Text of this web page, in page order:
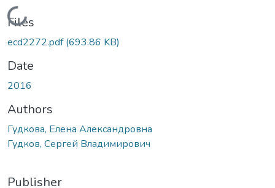
Loading...
Files
ecd2272.pdf(693.86 KB)
Date
2016
Authors
Гудкова, Елена Александровна
Гудков, Сергей Владимирович
Publisher